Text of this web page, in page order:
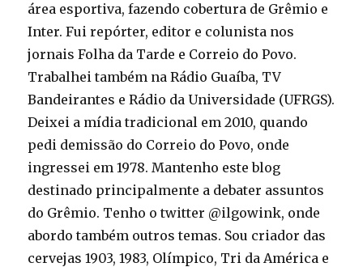
área esportiva, fazendo cobertura de Grêmio e
Inter. Fui repórter, editor e colunista nos
jornais Folha da Tarde e Correio do Povo.
Trabalhei também na Rádio Guaíba, TV
Bandeirantes e Rádio da Universidade (UFRGS).
Deixei a mídia tradicional em 2010, quando
pedi demissão do Correio do Povo, onde
ingressei em 1978. Mantenho este blog
destinado principalmente a debater assuntos
do Grêmio. Tenho o twitter @ilgowink, onde
abordo também outros temas. Sou criador das
cervejas 1903, 1983, Olímpico, Tri da América e